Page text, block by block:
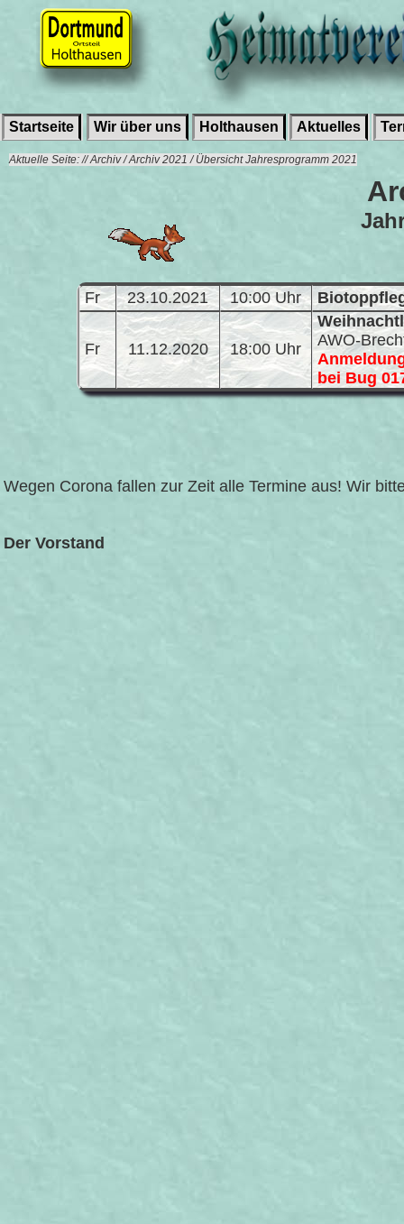
Startseite Wir über uns Holthausen Aktuelles
Aktuelle Seite: // Archiv / Archiv 2021 / Übersicht Jahresprogramm 2021
Fr 23.10.2021 10:00 Uhr
Fr 11.12.2020 18:00 Uhr
AWO-
bei Bug
Wegen Corona fallen zur Zeit alle Termine aus! Wir
Der Vorstand